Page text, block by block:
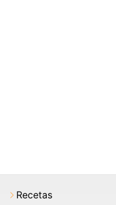
Recetas